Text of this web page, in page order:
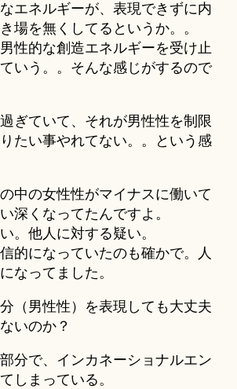
エネルギーが、表現できずに内
場を無くしてるというか。。
性的な創造エネルギーを受け止
いう。。そんな感じがするので
ぎていて、それが男性性を制限
たい事やれてない。。という感
中の女性性がマイナスに働いて
深くなってたんですよ。
。他人に対する疑い。
的になっていたのも確かで。人
なってました。
（男性性）を表現しても大丈夫
いのか？
分で、インカネーショナルエン
しまっている。